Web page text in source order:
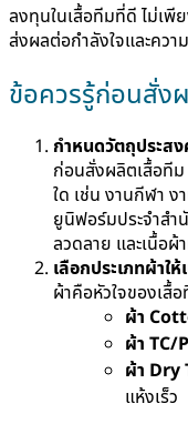
ลงทุนในเสื้อทีมที่ดี ไม่เ
ส่งผลต่อกำลังใจและคว
ข้อควรรู้ก่อนสั่ง
กำหนดวัตถุประสง
ก่อนสั่งผลิตเสื้อทีม
ใด เช่น งานกีฬา ง
ยูนิฟอร์มประจำสำ
ลวดลาย และเนื้อผ้
เลือกประเภทผ้าให้
ผ้าคือหัวใจของเสื้
ผ้า
ผ้า TC/
ผ้า Dry
แห้งเร็ว